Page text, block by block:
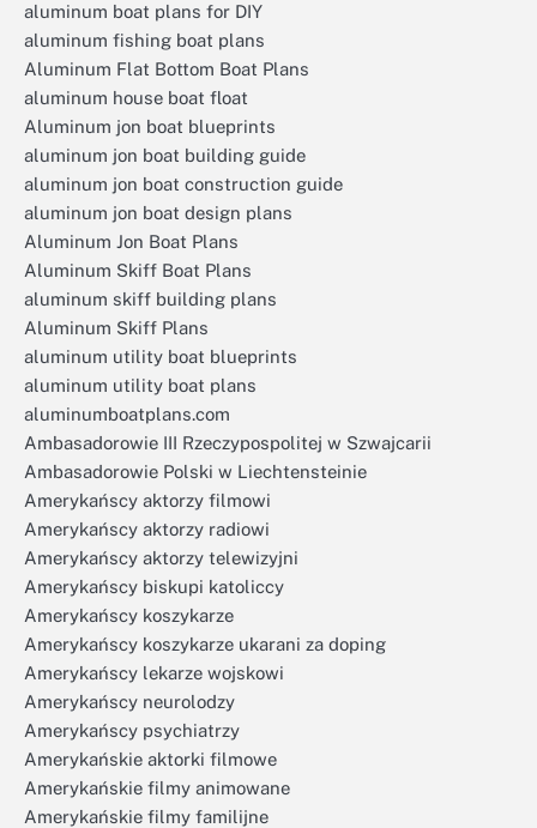
aluminum boat plans for DIY
aluminum fishing boat plans
Aluminum Flat Bottom Boat Plans
aluminum house boat float
Aluminum jon boat blueprints
aluminum jon boat building guide
aluminum jon boat construction guide
aluminum jon boat design plans
Aluminum Jon Boat Plans
Aluminum Skiff Boat Plans
aluminum skiff building plans
Aluminum Skiff Plans
aluminum utility boat blueprints
aluminum utility boat plans
aluminumboatplans.com
Ambasadorowie III Rzeczypospolitej w Szwajcarii
Ambasadorowie Polski w Liechtensteinie
Amerykańscy aktorzy filmowi
Amerykańscy aktorzy radiowi
Amerykańscy aktorzy telewizyjni
Amerykańscy biskupi katoliccy
Amerykańscy koszykarze
Amerykańscy koszykarze ukarani za doping
Amerykańscy lekarze wojskowi
Amerykańscy neurolodzy
Amerykańscy psychiatrzy
Amerykańskie aktorki filmowe
Amerykańskie filmy animowane
Amerykańskie filmy familijne